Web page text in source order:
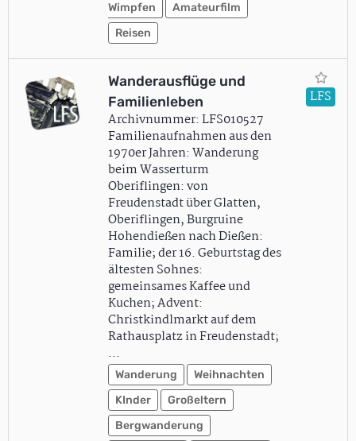
Wimpfen
Amateurfilm
Reisen
Wanderausflüge und
Familienleben
Archivnummer: LFS010527
Familienaufnahmen aus den
1970er Jahren: Wanderung
beim Wasserturm
Oberiflingen: von
Freudenstadt über Glatten,
Oberiflingen, Burgruine
Hohendießen nach Dießen:
Familie; der 16. Geburtstag des
ältesten Sohnes:
gemeinsames Kaffee und
Kuchen; Advent:
Christkindlmarkt auf dem
Rathausplatz in Freudenstadt;
…
Wanderung
Weihnachten
KInder
Großeltern
Bergwanderung
LFS